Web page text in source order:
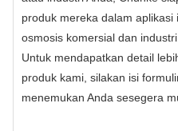
produk mereka dalam
osmosis komersial dan
Untuk mendapatkan detail
produk kami, silakan isi
menemukan Anda sesegera